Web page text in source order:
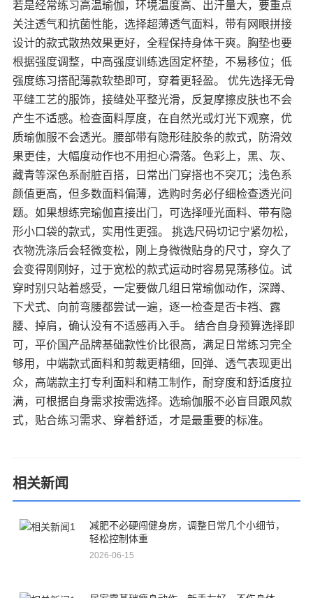
若是经常练习高温瑜伽，环境温度高、出汗量大，要重点
关注透气和抗菌性能，选择超薄透气面料，带有网眼拼接
设计的款式散热效果更好，全程保持身体干爽。胸垫也要
根据强度调整，中高强度训练选固定杯垫，不易移位；低
强度练习搭配薄款软垫即可，穿着更轻盈。 优先选择无骨
平缝工艺的服饰，接缝处平整光滑，反复摩擦皮肤也不会
产生不适感。检查面料厚度，在自然光或灯光下观察，优
质瑜伽服不会透光。腰部带有隐形硅胶条的款式，防滑效
果更佳，大幅度动作也不用担心滑落。色彩上，黑、灰、
藏青等深色系耐脏百搭，日常出门穿搭也不突兀；浅色系
颜值更高，但多数面料偏薄，选购时务必仔细检查透光问
题。如果想练完瑜伽直接出门，可选择哑光面料、带有隐
形小口袋的款式，实用性更强。 挑选尺码切记宁紧勿松，
衣物洗涤后会轻微变松，刚上身微微贴身的尺寸，穿久了
会变得刚刚好，过于宽松的款式运动时容易晃荡移位。试
穿时别只站着感受，一定要做几组日常瑜伽动作，深蹲、
下犬式、向前弯腰都尝试一遍，逐一检查是否卡裆、露
腰、掉肩，确认没有不适感再入手。 结合自身预算选择即
可，平价国产品牌基础款性价比很高，满足日常练习完全
够用，中端款式面料和剪裁更精细，回弹、透气表现更出
众，高端款主打专利面料和精工制作，耐穿度和舒适度拉
满，可根据自身需求按需选择。选瑜伽服不必盲目跟风款
式，贴合练习需求、穿着舒适，才是最重要的标准。
相关新闻
减肥不必硬闯健身房，调整日常几个小细节，
轻松控制体重
2026-06-15